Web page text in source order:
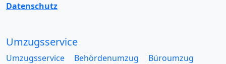
Datenschutz
Umzugsservice
Umzugsservice Behördenumzug
Büroumzug